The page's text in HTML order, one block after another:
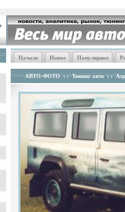
Начало Новое Популярное
АВТО-ФОТО : : Тюнинг авто : :